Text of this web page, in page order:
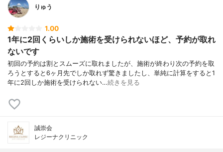
りゅう
1.00
1年に2回くらいしか施術を受けられないほど、予約が取れ
ないです
初回の予約は割とスムーズに取れましたが、施術が終わり次の予約を取
ろうとすると6ヶ月先でしか取れず驚きましたし、単純に計算をすると1
年に2回しか施術を受けられない…続きを見る
誠崇会
レジーナクリニック